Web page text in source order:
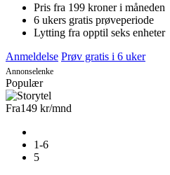
Pris fra 199 kroner i måneden
6 ukers gratis prøveperiode
Lytting fra opptil seks enheter
Anmeldelse Prøv gratis i 6 uker
Annonselenke
Populær
Fra149 kr/mnd
1-6
5